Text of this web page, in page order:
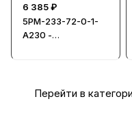
6 385 ₽
5РМ-233-72-0-1-
А230 -
электроуправлени
Перейти в